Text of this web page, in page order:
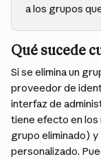
a los grupos
Qué sucede
Si se elimina un
proveedor de
interfaz de
tiene efecto en los
grupo eliminado)
personalizado.